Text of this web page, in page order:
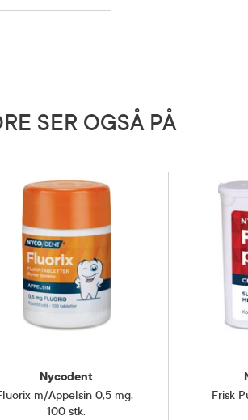
av
SER OGSÅ PÅ
Nycodent
m/Appelsin 0,5 mg,
100 stk.
Frisk